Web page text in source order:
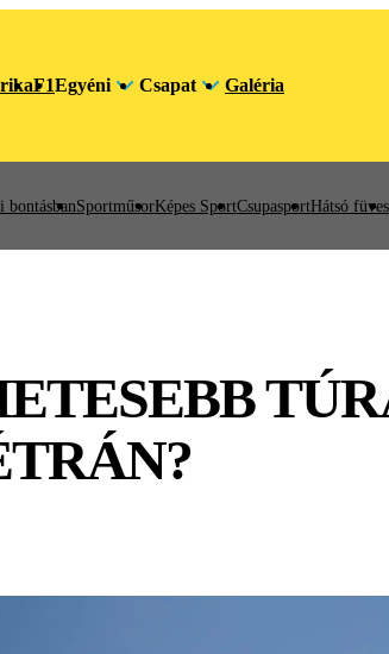
F1Egyéni Csapat Galéria
bontásbanSportműsorKépes SportCsupasportHátsó füves